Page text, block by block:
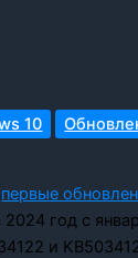
10
первые
2024 год с
и